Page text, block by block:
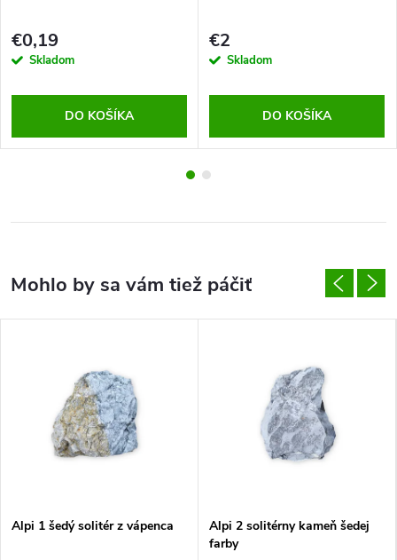
€0,19
Skladom
DO KOŠÍKA
€2
Skladom
DO KOŠÍKA
Alpi 1 šedý solitér z vápenca
Alpi 2 solitérny kameň šedej
farby